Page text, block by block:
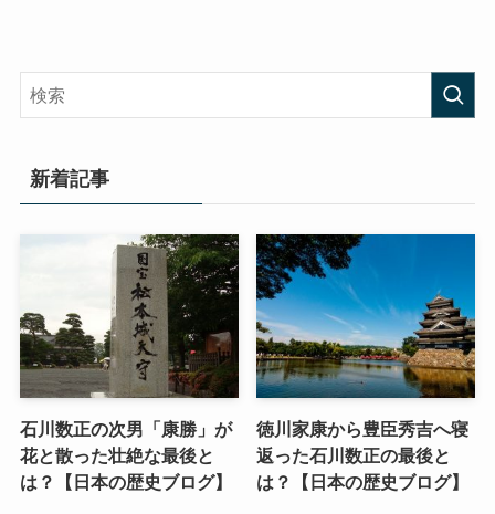
新着記事
石川数正の次男「康勝」が
花と散った壮絶な最後と
は？【日本の歴史ブログ】
徳川家康から豊臣秀吉へ寝
返った石川数正の最後と
は？【日本の歴史ブログ】